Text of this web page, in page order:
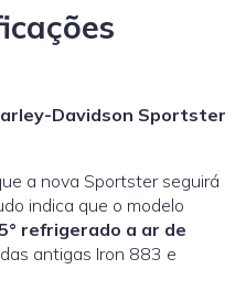
Davidson Sportster
a nova Sportster seguirá
indica que o modelo
refrigerado a ar de
antigas Iron 883 e